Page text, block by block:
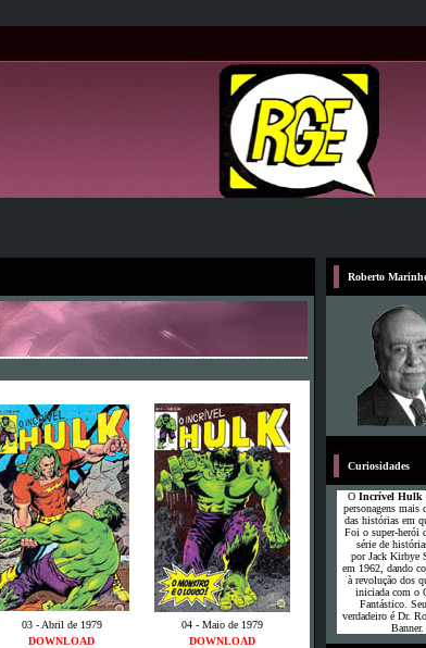
03 - Abril de 1979
04 - Maio de 1979
DOWNLOAD DOWNLOAD
Roberto
Curiosidades
O Incrível Hulk
personagens mais
das histórias em
Foi o super-herói
série de
por Jack Kirbye
em 1962, dando
à revolução dos
iniciada com o
Fantástico.
verdadeiro é Dr.
Banner.